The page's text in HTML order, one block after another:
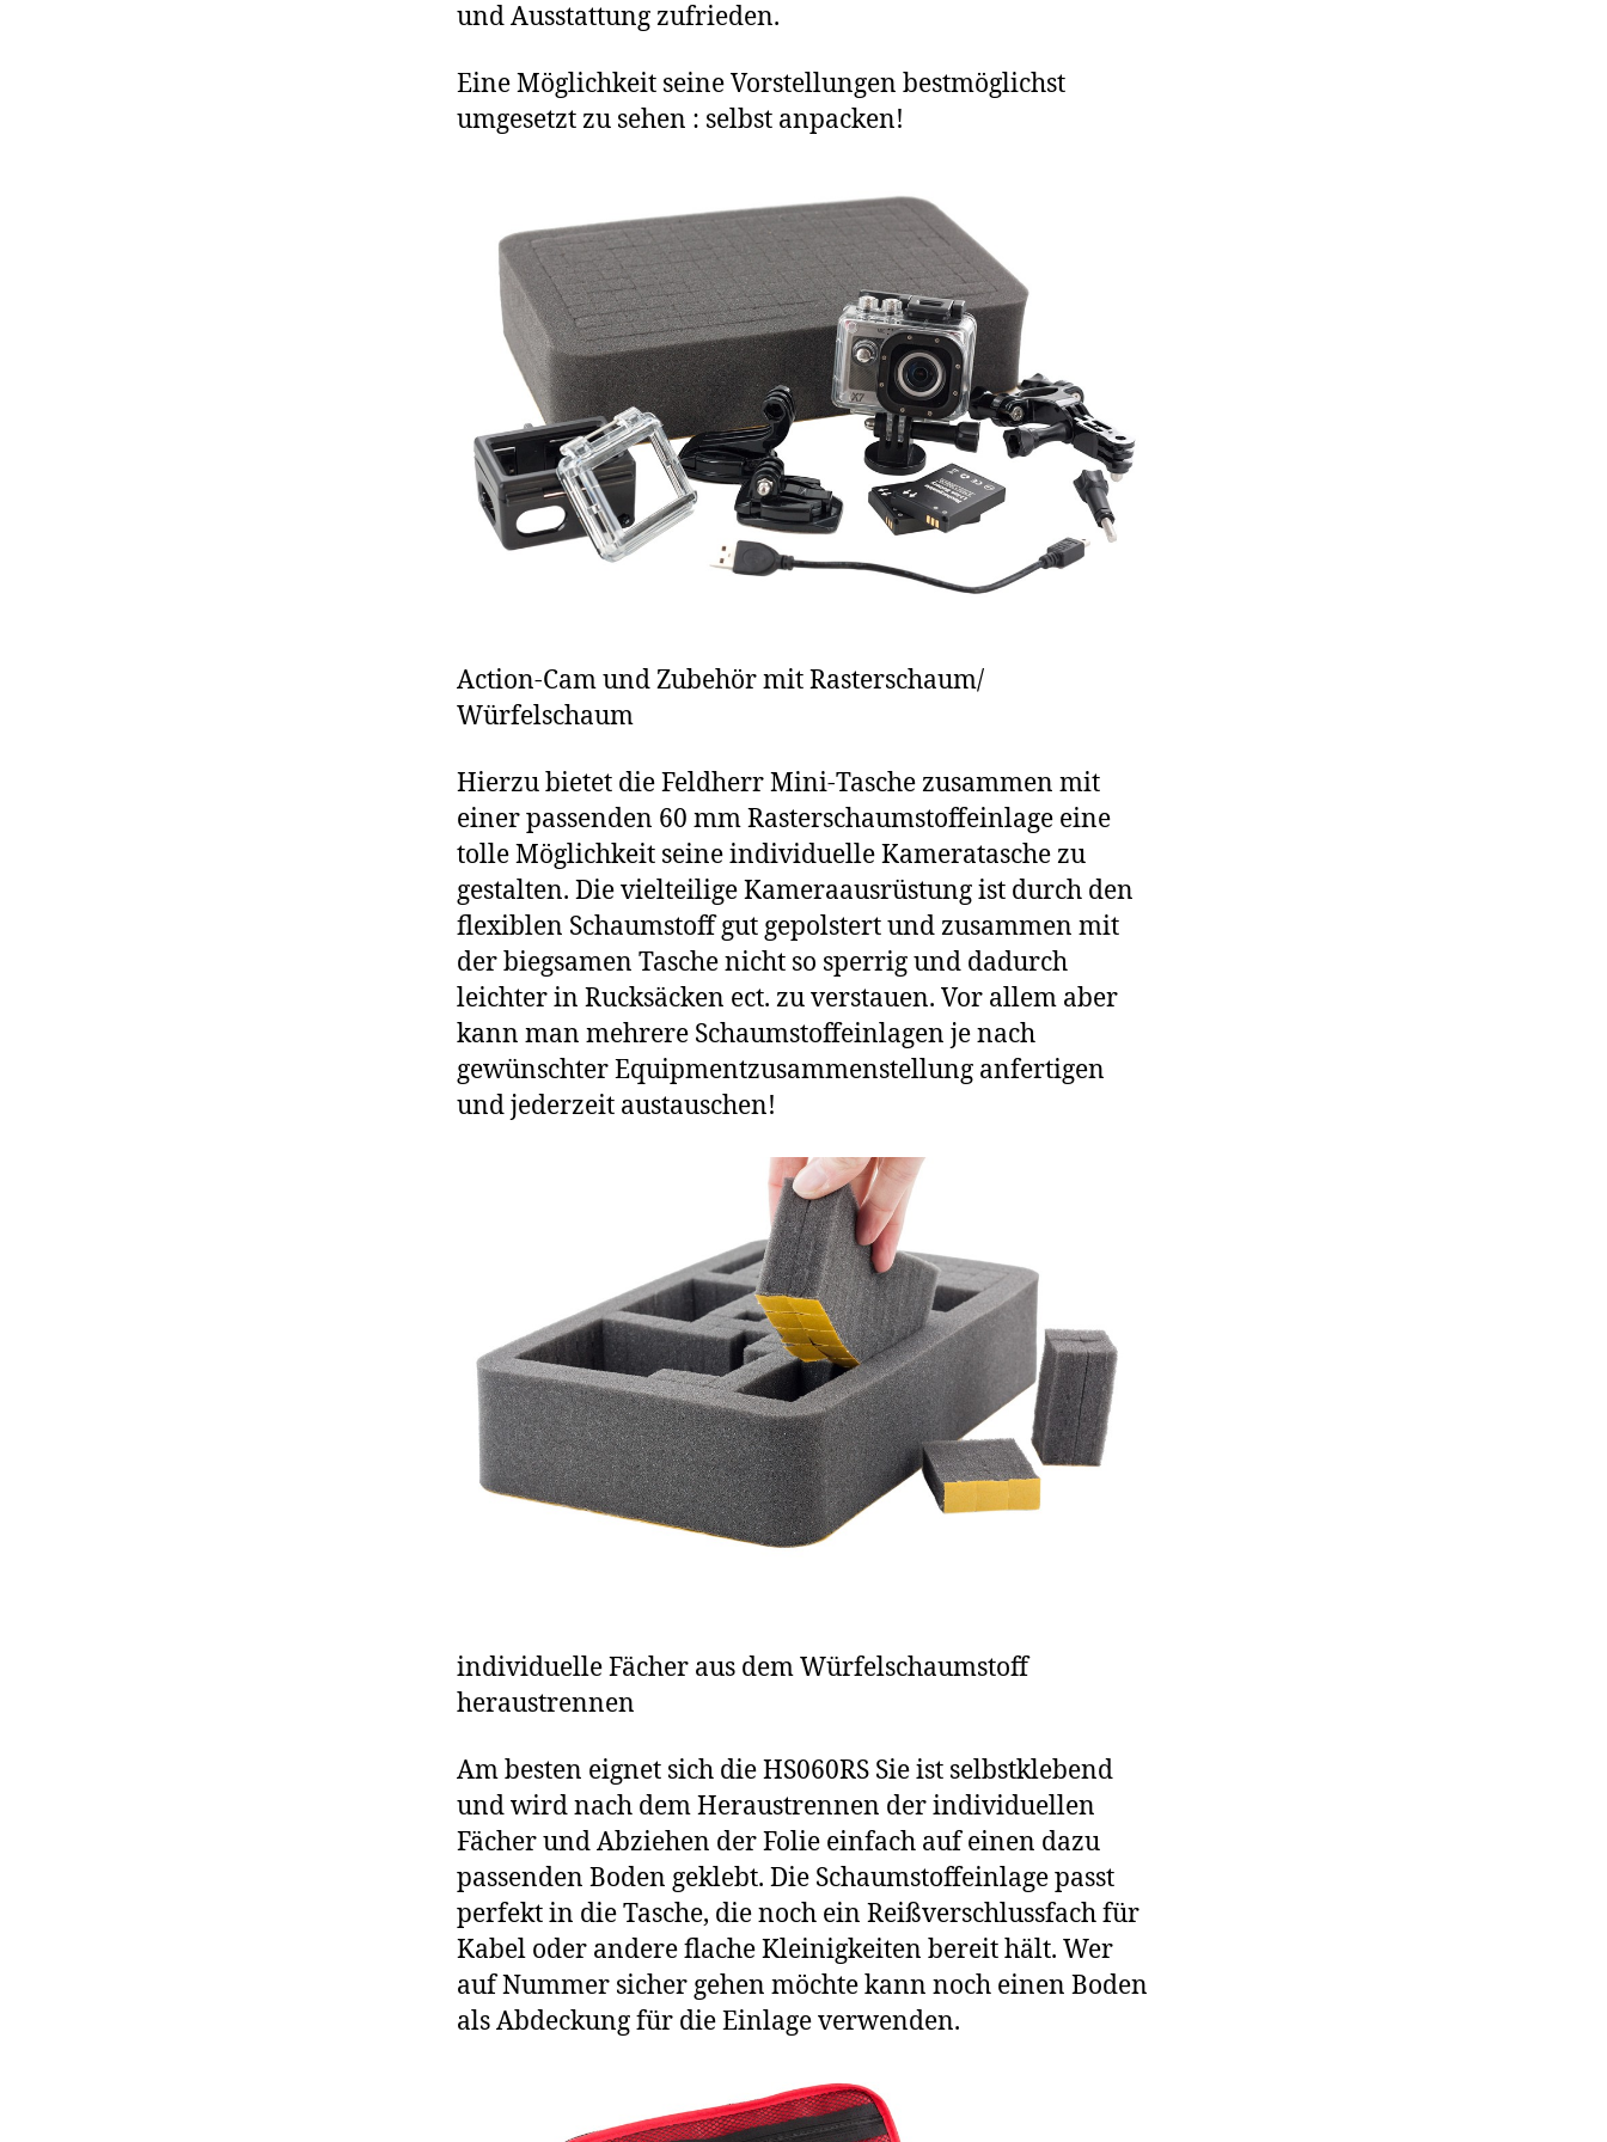
und Ausstattung zufrieden.
Eine Möglichkeit seine Vorstellungen bestmöglichst
umgesetzt zu sehen : selbst anpacken!
Action-Cam und Zubehör mit Rasterschaum/
Würfelschaum
Hierzu bietet die Feldherr Mini-Tasche zusammen mit
einer passenden 60 mm Rasterschaumstoffeinlage eine
tolle Möglichkeit seine individuelle Kameratasche zu
gestalten. Die vielteilige Kameraausrüstung ist durch den
flexiblen Schaumstoff gut gepolstert und zusammen mit
der biegsamen Tasche nicht so sperrig und dadurch
leichter in Rucksäcken ect. zu verstauen. Vor allem aber
kann man mehrere Schaumstoffeinlagen je nach
gewünschter Equipmentzusammenstellung anfertigen
und jederzeit austauschen!
individuelle Fächer aus dem Würfelschaumstoff
heraustrennen
Am besten eignet sich die HS060RS Sie ist selbstklebend
und wird nach dem Heraustrennen der individuellen
Fächer und Abziehen der Folie einfach auf einen dazu
passenden Boden geklebt. Die Schaumstoffeinlage passt
perfekt in die Tasche, die noch ein Reißverschlussfach für
Kabel oder andere flache Kleinigkeiten bereit hält. Wer
auf Nummer sicher gehen möchte kann noch einen Boden
als Abdeckung für die Einlage verwenden.